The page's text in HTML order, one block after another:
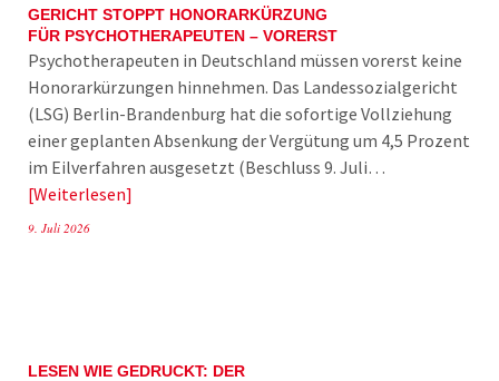
GERICHT STOPPT HONORARKÜRZUNG
FÜR PSYCHOTHERAPEUTEN – VORERST
Psychotherapeuten in Deutschland müssen vorerst keine
Honorarkürzungen hinnehmen. Das Landessozialgericht
(LSG) Berlin-Brandenburg hat die sofortige Vollziehung
einer geplanten Absenkung der Vergütung um 4,5 Prozent
im Eilverfahren ausgesetzt (Beschluss 9. Juli…
Weiterlesen
9. Juli 2026
LESEN WIE GEDRUCKT: DER